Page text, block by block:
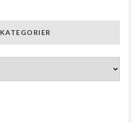
KATEGORIER